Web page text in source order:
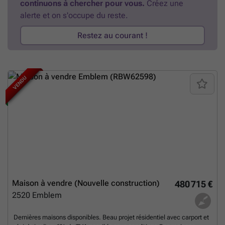
continuons à chercher pour vous. Créez une
alerte et on s'occupe du reste.
Restez au courant !
NOUVEAU
VENDU
480 715 €
Maison à vendre (Nouvelle construction)
2520 Emblem
Dernières maisons disponibles. Beau projet résidentiel avec carport et